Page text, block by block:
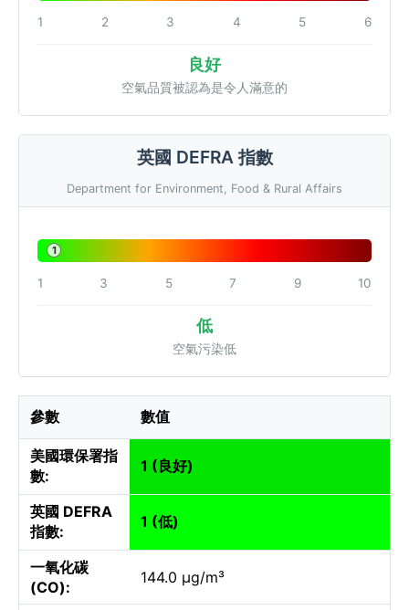
1 2 3 4 5 6
良好
空氣品質被認為是令人滿意的
英國 DEFRA 指數
Department for Environment, Food & Rural Affairs
1
1 3 5 7 9 10
低
空氣污染低
參數 數值
美國環保署指
數:
1 (良好)
英國 DEFRA
指數:
1 (低)
一氧化碳
(CO):
144.0 µg/m³